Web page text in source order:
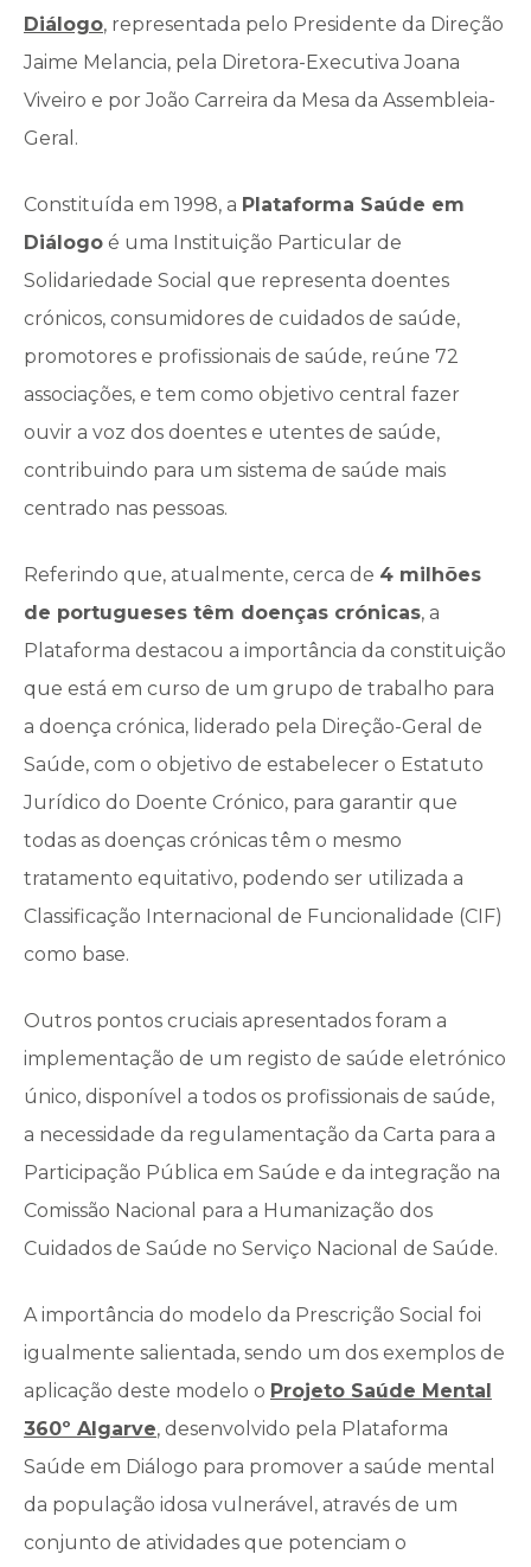
Diálogo, representada pelo Presidente da Direção
Jaime Melancia, pela Diretora-Executiva Joana
Viveiro e por João Carreira da Mesa da Assembleia-
Geral.
Constituída em 1998, a Plataforma Saúde em
Diálogo é uma Instituição Particular de
Solidariedade Social que representa doentes
crónicos, consumidores de cuidados de saúde,
promotores e profissionais de saúde, reúne 72
associações, e tem como objetivo central fazer
ouvir a voz dos doentes e utentes de saúde,
contribuindo para um sistema de saúde mais
centrado nas pessoas.
Referindo que, atualmente, cerca de 4 milhões
de portugueses têm doenças crónicas, a
Plataforma destacou a importância da constituição
que está em curso de um grupo de trabalho para
a doença crónica, liderado pela Direção-Geral de
Saúde, com o objetivo de estabelecer o Estatuto
Jurídico do Doente Crónico, para garantir que
todas as doenças crónicas têm o mesmo
tratamento equitativo, podendo ser utilizada a
Classificação Internacional de Funcionalidade (CIF)
como base.
Outros pontos cruciais apresentados foram a
implementação de um registo de saúde eletrónico
único, disponível a todos os profissionais de saúde,
a necessidade da regulamentação da Carta para a
Participação Pública em Saúde e da integração na
Comissão Nacional para a Humanização dos
Cuidados de Saúde no Serviço Nacional de Saúde.
A importância do modelo da Prescrição Social foi
igualmente salientada, sendo um dos exemplos de
aplicação deste modelo o Projeto Saúde Mental
360º Algarve, desenvolvido pela Plataforma
Saúde em Diálogo para promover a saúde mental
da população idosa vulnerável, através de um
conjunto de atividades que potenciam o